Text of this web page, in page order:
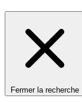
Fermer la recherche